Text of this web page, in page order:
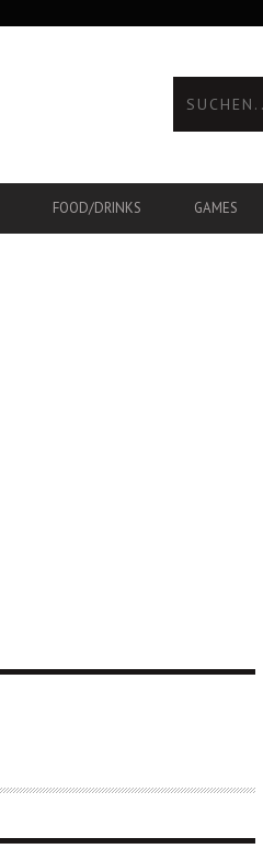
FOOD/DRINKS GAMES